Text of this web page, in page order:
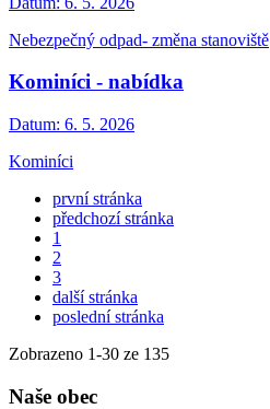
Nebezpečný odpad- změna stanoviště
Kominíci - nabídka
Datum: 6. 5. 2026
Kominíci
první stránka
předchozí stránka
1
2
3
další stránka
poslední stránka
Zobrazeno 1-30 ze 135
Naše obec